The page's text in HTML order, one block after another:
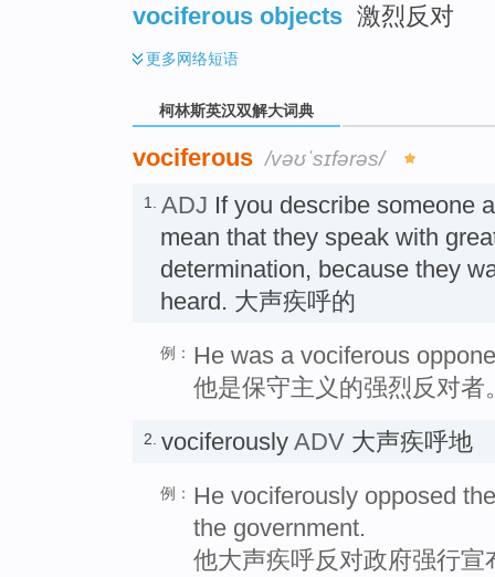
vociferous objects 激烈反对
更多网络短语
柯林斯英汉双解大词典
vociferous /vəʊˈsɪfərəs/
1. ADJ If you describe someone
mean that they speak with
determination, because they
heard. 大声疾呼的
例： He was a vociferous
他是保守主义的强烈反对者
2. vociferously ADV 大声疾呼地
例： He vociferously opposed
the government.
他大声疾呼反对政府强行宣